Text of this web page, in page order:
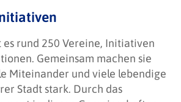
rund 250 Vereine, Initiativen
Gemeinsam machen sie
Miteinander und viele lebendige
Stadt stark. Durch das